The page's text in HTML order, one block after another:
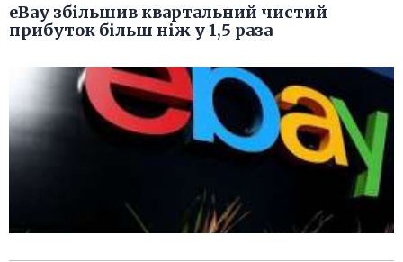
eBay збільшив квартальний чистий
прибуток більш ніж у 1,5 раза